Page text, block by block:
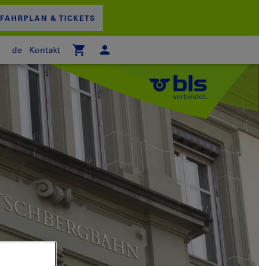
FAHRPLAN & TICKETS
de
Kontakt